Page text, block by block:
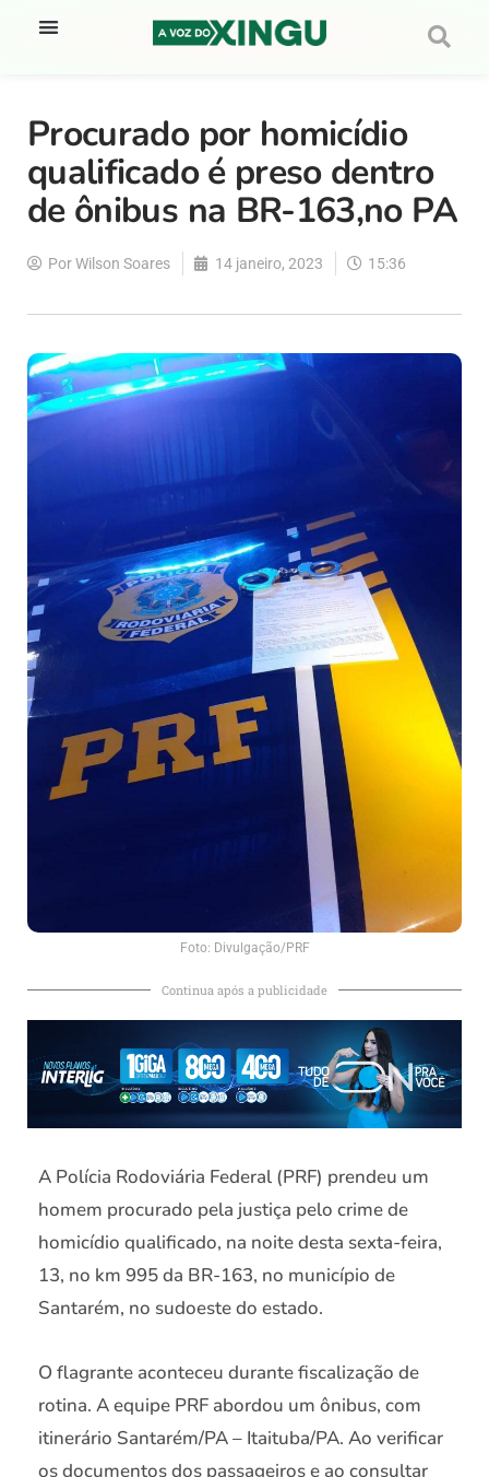
Procurado por homicídio
qualificado é preso dentro
de ônibus na BR-163,no PA
PorWilson Soares 14 janeiro, 2023 15:36
Foto: Divulgação/PRF
Continua após a publicidade
A Polícia Rodoviária Federal (PRF) prendeu um
homem procurado pela justiça pelo crime de
homicídio qualificado, na noite desta sexta-feira,
13, no km 995 da BR-163, no município de
Santarém, no sudoeste do estado.
O flagrante aconteceu durante fiscalização de
rotina. A equipe PRF abordou um ônibus, com
itinerário Santarém/PA – Itaituba/PA. Ao verificar
os documentos dos passageiros e ao consultar